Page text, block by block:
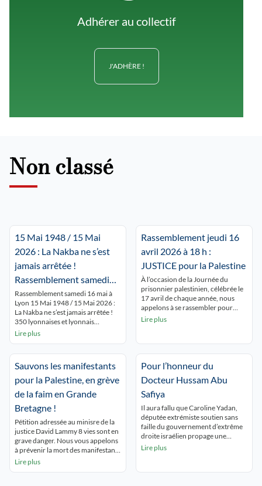
Adhérer au collectif
J'ADHÈRE !
Non classé
15 Mai 1948 / 15 Mai
2026 : La Nakba ne s’est
jamais arrêtée !
Rassemblement samedi
16 mai à Lyon Place de la
République 15 h.
Rassemblement samedi 16 mai à
Lyon 15 Mai 1948 / 15 Mai 2026 :
La Nakba ne s’est jamais arrêtée !
350 lyonnaises et lyonnais
commémorent la NAKBA
avec toi ! ». Les passants du centre
ville découvrent les nombreux
panneaux […]
Lire plus
Rassemblement jeudi 16
avril 2026 à 18 h :
JUSTICE pour la Palestine
À l’occasion de la Journée du
prisonnier palestinien, célébrée le
17 avril de chaque année, nous
appelons à se rassembler pour
rendre hommage à tous les
les barreaux israéliens. Dans la
situation de génocide à Gaza, de
terreur coloniale en Cisjordanie, la
prisonniers palestiniens est […]
Lire plus
Sauvons les manifestants
pour la Palestine, en grève
de la faim en Grande
Bretagne !
Pétition adressée au minisre de la
justice David Lammy 8 vies sont en
grave danger. Nous vous appelons
à prévenir la mort des manifestants
en grève de la faim. Les grévistes
Lire plus
Pour l’honneur du
Docteur Hussam Abu
Safiya
Il aura fallu que Caroline Yadan,
députée extrémiste soutien sans
faille du gouvernement d’extrême
droite israélien propage une
immonde « fakenews » pour
« Un Palestinien proche du Hamas
Lire plus